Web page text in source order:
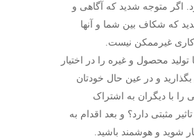
اگر متوجه شدید که آگاهی و
که شکاف بین شما و آنها
غیرممکن نیست.
محصول و غیره را در اختیار
و در عین حال خودتان
با دیگران به اشتراک
مثبتی دارد؟ و بعد اقدام به
شوید و هوشمند باشید.